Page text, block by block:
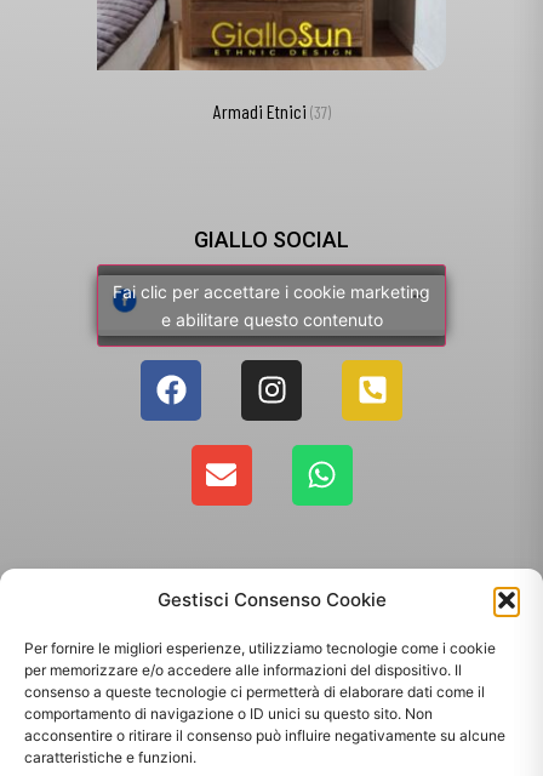
Gestisci Consenso Cookie
Per fornire le migliori esperienze, utilizziamo tecnologie come i cookie
per memorizzare e/o accedere alle informazioni del dispositivo. Il
consenso a queste tecnologie ci permetterà di elaborare dati come il
comportamento di navigazione o ID unici su questo sito. Non
acconsentire o ritirare il consenso può influire negativamente su alcune
caratteristiche e funzioni.
Armadi Etnici (37)
GIALLO SOCIAL
Fai clic per accettare i cookie marketing
e abilitare questo contenuto
Copyright 2025 - Giallo Sun sas di Sandonà Alessandro & C. | Via Roma 106,
35010 Massanzago PD | P.Iva: 03885160287